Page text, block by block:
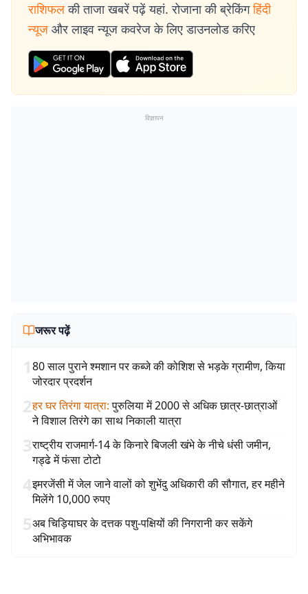
राशिफल की ताजा खबरें पढ़ें यहां. रोजाना की ब्रेकिंग हिंदी
न्यूज और लाइव न्यूज कवरेज के लिए डाउनलोड करिए
विज्ञापन
जरूर पढ़ें
180 साल पुराने श्मशान पर कब्जे की कोशिश से भड़के ग्रामीण, किया
जोरदार प्रदर्शन
2हर घर तिरंगा यात्रा: पुरुलिया में 2000 से अधिक छात्र-छात्राओं
ने विशाल तिरंगे का साथ निकाली यात्रा
3राष्ट्रीय राजमार्ग-14 के किनारे बिजली खंभे के नीचे धंसी जमीन,
गड्ढे में फंसा टोटो
4इमरजेंसी में जेल जाने वालों को शुभेंदु अधिकारी की सौगात, हर महीने
मिलेंगे 10,000 रुपए
5अब चिड़ियाघर के दत्तक पशु-पक्षियों की निगरानी कर सकेंगे
अभिभावक